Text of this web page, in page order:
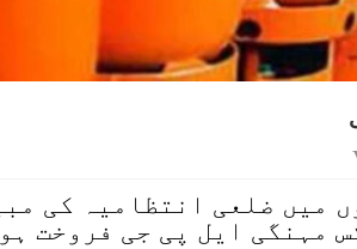
میں ضلعی انتظامیہ کی
مہنگی ایل پی جی فروخت